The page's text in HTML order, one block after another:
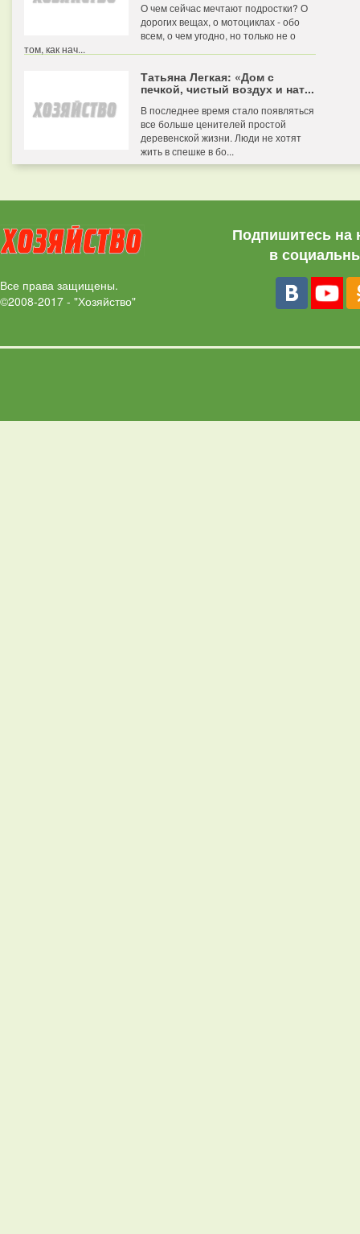
О чем сейчас мечтают подростки? О
дорогих вещах, о мотоциклах - обо
всем, о чем угодно, но только не о
том, как нач...
Татьяна Легкая: «Дом с
печкой, чистый воздух и нат...
В последнее время стало появляться
все больше ценителей простой
деревенской жизни. Люди не хотят
жить в спешке в бо...
Все права защищены.
©2008-2017 - "Хозяйство"
Подпишитесь на
в